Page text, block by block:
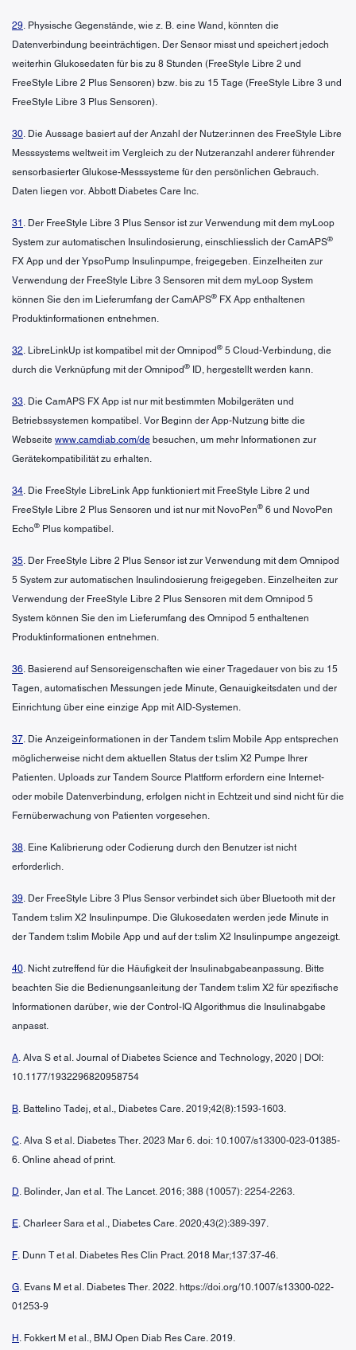
29. Physische Gegenstände, wie z. B. eine Wand, könnten die
Datenverbindung beeinträchtigen. Der Sensor misst und speichert jedoch
weiterhin Glukosedaten für bis zu 8 Stunden (FreeStyle Libre 2 und
FreeStyle Libre 2 Plus Sensoren) bzw. bis zu 15 Tage (FreeStyle Libre 3 und
FreeStyle Libre 3 Plus Sensoren).
30. Die Aussage basiert auf der Anzahl der Nutzer:innen des FreeStyle Libre
Messsystems weltweit im Vergleich zu der Nutzeranzahl anderer führender
sensorbasierter Glukose-Messsysteme für den persönlichen Gebrauch.
Daten liegen vor. Abbott Diabetes Care Inc.
31 . Der FreeStyle Libre 3 Plus Sensor ist zur Verwendung mit dem myLoop
System zur automatischen Insulindosierung, einschliesslich der CamAPS®
FX App und der YpsoPump Insulinpumpe, freigegeben. Einzelheiten zur
Verwendung der FreeStyle Libre 3 Sensoren mit dem myLoop System
können Sie den im Lieferumfang der CamAPS® FX App enthaltenen
Produktinformationen entnehmen.
32. LibreLinkUp ist kompatibel mit der Omnipod® 5 Cloud-Verbindung, die
durch die Verknüpfung mit der Omnipod® ID, hergestellt werden kann.
33. Die CamAPS FX App ist nur mit bestimmten Mobilgeräten und
Betriebssystemen kompatibel. Vor Beginn der App-Nutzung bitte die
Webseite www.camdiab.com/de besuchen, um mehr Informationen zur
Gerätekompatibilität zu erhalten.
34. Die FreeStyle LibreLink App funktioniert mit FreeStyle Libre 2 und
FreeStyle Libre 2 Plus Sensoren und ist nur mit NovoPen® 6 und NovoPen
Echo® Plus kompatibel.
35. Der FreeStyle Libre 2 Plus Sensor ist zur Verwendung mit dem Omnipod
5 System zur automatischen Insulindosierung freigegeben. Einzelheiten zur
Verwendung der FreeStyle Libre 2 Plus Sensoren mit dem Omnipod 5
System können Sie den im Lieferumfang des Omnipod 5 enthaltenen
Produktinformationen entnehmen.
36. Basierend auf Sensoreigenschaften wie einer Tragedauer von bis zu 15
Tagen, automatischen Messungen jede Minute, Genauigkeitsdaten und der
Einrichtung über eine einzige App mit AID-Systemen.
37. Die Anzeigeinformationen in der Tandem t:slim Mobile App entsprechen
möglicherweise nicht dem aktuellen Status der t:slim X2 Pumpe Ihrer
Patienten. Uploads zur Tandem Source Plattform erfordern eine Internet-
oder mobile Datenverbindung, erfolgen nicht in Echtzeit und sind nicht für die
Fernüberwachung von Patienten vorgesehen.
38. Eine Kalibrierung oder Codierung durch den Benutzer ist nicht
erforderlich.
39. Der FreeStyle Libre 3 Plus Sensor verbindet sich über Bluetooth mit der
Tandem t:slim X2 Insulinpumpe. Die Glukosedaten werden jede Minute in
der Tandem t:slim Mobile App und auf der t:slim X2 Insulinpumpe angezeigt.
40. Nicht zutreffend für die Häufigkeit der Insulinabgabeanpassung. Bitte
beachten Sie die Bedienungsanleitung der Tandem t:slim X2 für spezifische
Informationen darüber, wie der Control-IQ Algorithmus die Insulinabgabe
anpasst.
A. Alva S et al. Journal of Diabetes Science and Technology, 2020 | DOI:
10.1177/1932296820958754
B. Battelino Tadej, et al., Diabetes Care. 2019;42(8):1593-1603.
C. Alva S et al. Diabetes Ther. 2023 Mar 6. doi: 10.1007/s13300-023-01385-
6. Online ahead of print.
D. Bolinder, Jan et al. The Lancet. 2016; 388 (10057): 2254-2263.
E. Charleer Sara et al., Diabetes Care. 2020;43(2):389-397.
F. Dunn T et al. Diabetes Res Clin Pract. 2018 Mar;137:37-46.
G. Evans M et al. Diabetes Ther. 2022. https://doi.org/10.1007/s13300-022-
01253-9
H . Fokkert M et al., BMJ Open Diab Res Care. 2019.